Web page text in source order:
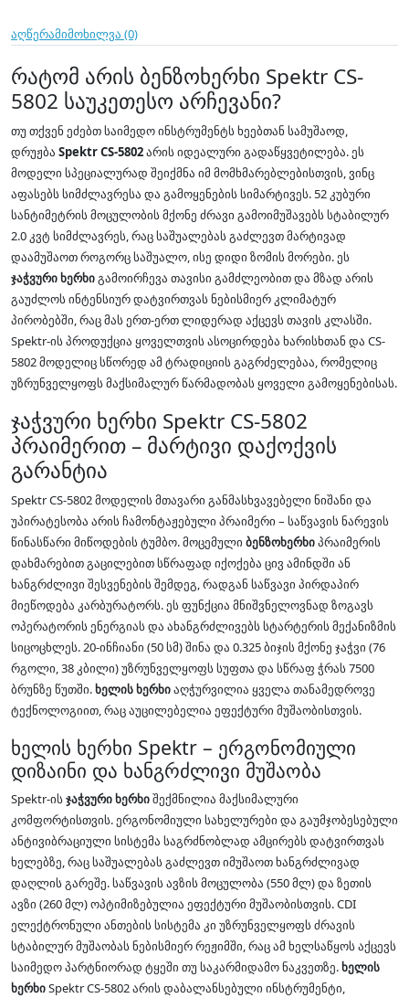
აღწერამიმოხილვა (0)
რატომ არის ბენზოხერხი Spektr CS-
5802 საუკეთესო არჩევანი?
თუ თქვენ ეძებთ საიმედო ინსტრუმენტს ხეებთან სამუშაოდ,
დრუჟბა Spektr CS-5802არის იდეალური გადაწყვეტილება. ეს
მოდელი სპეციალურად შეიქმნა იმ მომხმარებლებისთვის, ვინც
აფასებს სიმძლავრესა და გამოყენების სიმარტივეს. 52 კუბური
სანტიმეტრის მოცულობის მქონე ძრავი გამოიმუშავებს სტაბილურ
2.0 კვტ სიმძლავრეს, რაც საშუალებას გაძლევთ მარტივად
დაამუშაოთ როგორც საშუალო, ისე დიდი ზომის მორები. ეს
ჯაჭვური ხერხიგამოირჩევა თავისი გამძლეობით და მზად არის
გაუძლოს ინტენსიურ დატვირთვას ნებისმიერ კლიმატურ
პირობებში, რაც მას ერთ-ერთ ლიდერად აქცევს თავის კლასში.
Spektr-ის პროდუქცია ყოველთვის ასოცირდება ხარისხთან და CS-
5802 მოდელიც სწორედ ამ ტრადიციის გაგრძელებაა, რომელიც
უზრუნველყოფს მაქსიმალურ წარმადობას ყოველი გამოყენებისას.
ჯაჭვური ხერხი Spektr CS-5802
პრაიმერით – მარტივი დაქოქვის
გარანტია
Spektr CS-5802 მოდელის მთავარი განმასხვავებელი ნიშანი და
უპირატესობა არის ჩამონტაჟებული პრაიმერი – საწვავის ნარევის
წინასწარი მიწოდების ტუმბო. მოცემული ბენზოხერხიპრაიმერის
დახმარებით გაცილებით სწრაფად იქოქება ცივ ამინდში ან
ხანგრძლივი შესვენების შემდეგ, რადგან საწვავი პირდაპირ
მიეწოდება კარბურატორს. ეს ფუნქცია მნიშვნელოვნად ზოგავს
ოპერატორის ენერგიას და ახანგრძლივებს სტარტერის მექანიზმის
სიცოცხლეს. 20-ინჩიანი (50 სმ) შინა და 0.325 ბიჯის მქონე ჯაჭვი (76
რგოლი, 38 კბილი) უზრუნველყოფს სუფთა და სწრაფ ჭრას 7500
ბრუნზე წუთში.ხელის ხერხიაღჭურვილია ყველა თანამედროვე
ტექნოლოგიით, რაც აუცილებელია ეფექტური მუშაობისთვის.
ხელის ხერხი Spektr – ერგონომიული
დიზაინი და ხანგრძლივი მუშაობა
Spektr-ის ჯაჭვური ხერხიშექმნილია მაქსიმალური
კომფორტისთვის. ერგონომიული სახელურები და გაუმჯობესებული
ანტივიბრაციული სისტემა საგრძნობლად ამცირებს დატვირთვას
ხელებზე, რაც საშუალებას გაძლევთ იმუშაოთ ხანგრძლივად
დაღლის გარეშე. საწვავის ავზის მოცულობა (550 მლ) და ზეთის
ავზი (260 მლ) ოპტიმიზებულია ეფექტური მუშაობისთვის. CDI
ელექტრონული ანთების სისტემა კი უზრუნველყოფს ძრავის
სტაბილურ მუშაობას ნებისმიერ რეჟიმში, რაც ამ ხელსაწყოს აქცევს
საიმედო პარტნიორად ტყეში თუ საკარმიდამო ნაკვეთზე.ხელის
ხერხიSpektr CS-5802 არის დაბალანსებული ინსტრუმენტი,